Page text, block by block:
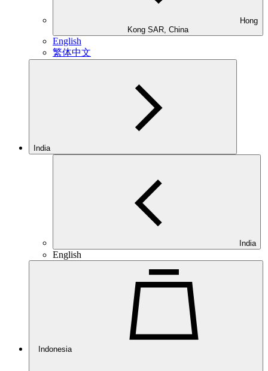
Kong SAR, China
English
繁体中文
India
India
English
Indonesia